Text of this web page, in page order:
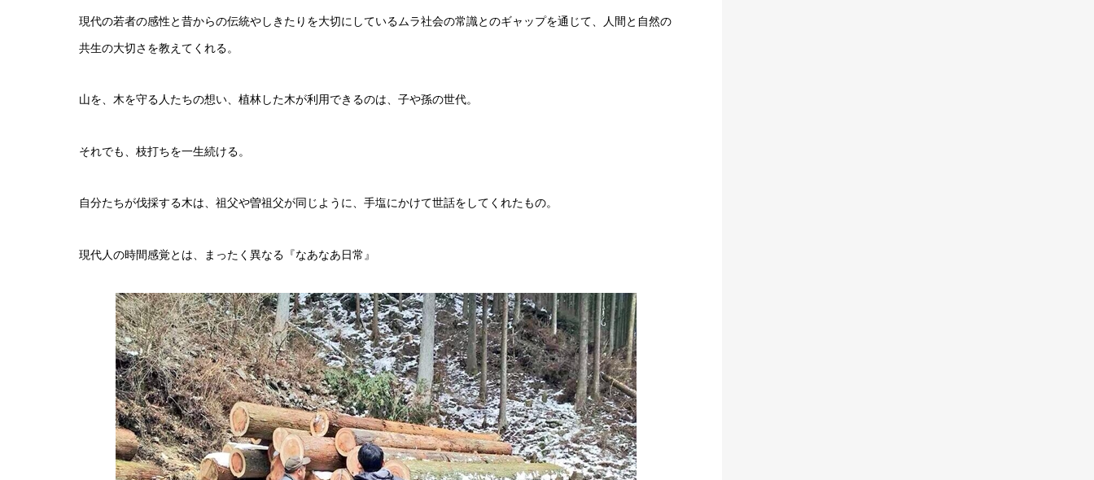
現代の若者の感性と昔からの伝統やしきたりを大切にしているムラ社会の常識とのギャップを通じて、人間と自然の
共生の大切さを教えてくれる。
山を、木を守る人たちの想い、植林した木が利用できるのは、子や孫の世代。
それでも、枝打ちを一生続ける。
自分たちが伐採する木は、祖父や曽祖父が同じように、手塩にかけて世話をしてくれたもの。
現代人の時間感覚とは、まったく異なる『なあなあ日常』